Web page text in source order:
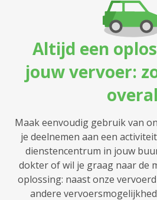
Altijd een
jouw vervoer:
overal
Maak eenvoudig gebruik van
je deelnemen aan een
dienstencentrum in jouw
dokter of wil je graag naar de
oplossing: naast onze
andere